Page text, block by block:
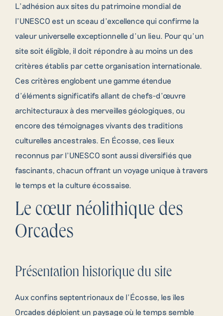
L’adhésion aux sites du patrimoine mondial de
l’UNESCO est un sceau d’excellence qui confirme la
valeur universelle exceptionnelle d’un lieu. Pour qu’un
site soit éligible, il doit répondre à au moins un des
critères établis par cette organisation internationale.
Ces critères englobent une gamme étendue
d’éléments significatifs allant de chefs-d’œuvre
architecturaux à des merveilles géologiques, ou
encore des témoignages vivants des traditions
culturelles ancestrales. En Écosse, ces lieux
reconnus par l’UNESCO sont aussi diversifiés que
fascinants, chacun offrant un voyage unique à travers
le temps et la culture écossaise.
Le cœur néolithique des
Orcades
Présentation historique du site
Aux confins septentrionaux de l’Écosse, les îles
Orcades déploient un paysage où le temps semble